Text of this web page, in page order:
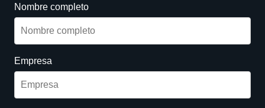
Nombre completo
Empresa